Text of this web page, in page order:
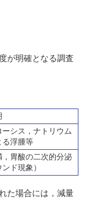
が明確となる調査
ーシス，ナトリウム
る浮腫等
，胃酸の二次的分泌
ンド現象）
た場合には，減量